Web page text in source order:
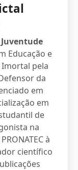
Juventude
Educação e
pela
da
em
em
de
na
à
científico